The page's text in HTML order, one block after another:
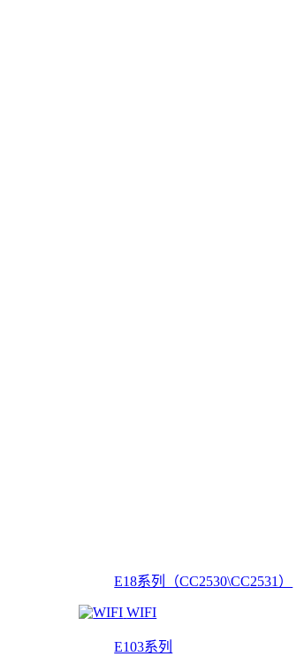
E18系列（CC2530\CC2531）
WIFI
E103系列